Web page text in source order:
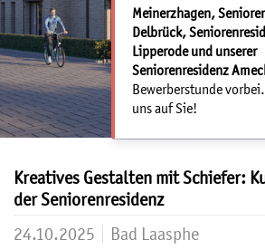
Meinerzhagen,
Delbrück,
Lipperode und unserer
Seniorenresidenz
Bewerberstunde
uns auf Sie!
Kreatives Gestalten mit Schiefer:
der Seniorenresidenz
24.10.2025
Bad Laasphe